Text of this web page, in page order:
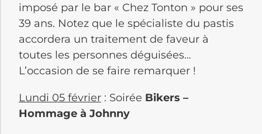
imposé par le bar « Chez Tonton » pour ses
39 ans. Notez que le spécialiste du pastis
accordera un traitement de faveur à
toutes les personnes déguisées…
L’occasion de se faire remarquer !
Lundi 05 février : Soirée Bikers –
Hommage à Johnny